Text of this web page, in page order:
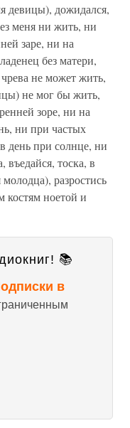
девицы), дожидался,
меня ни жить, ни
заре, ни на
без матери,
не может жить,
не мог бы жить,
зоре, ни на
ни при частых
день при солнце, ни
въедайся, тоска, в
разростись
костям ноетой и
📚
в